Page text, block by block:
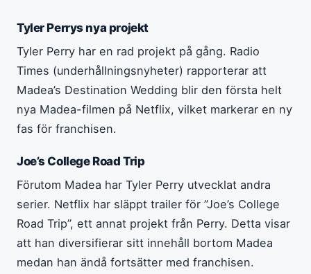
Tyler Perrys nya projekt
Tyler Perry har en rad projekt på gång. Radio
Times (underhållningsnyheter) rapporterar att
Madea’s Destination Wedding blir den första helt
nya Madea-filmen på Netflix, vilket markerar en ny
fas för franchisen.
Joe’s College Road Trip
Förutom Madea har Tyler Perry utvecklat andra
serier. Netflix har släppt trailer för ”Joe’s College
Road Trip”, ett annat projekt från Perry. Detta visar
att han diversifierar sitt innehåll bortom Madea
medan han ändå fortsätter med franchisen.